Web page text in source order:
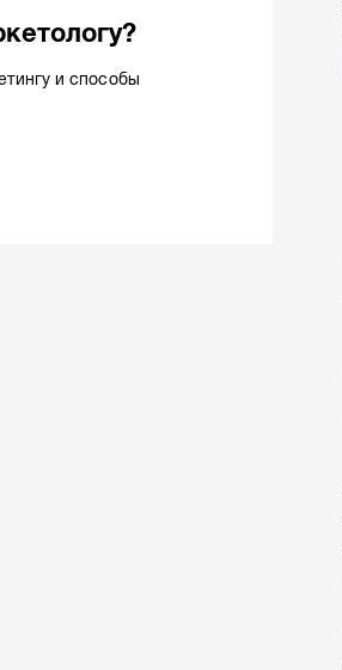
и способы